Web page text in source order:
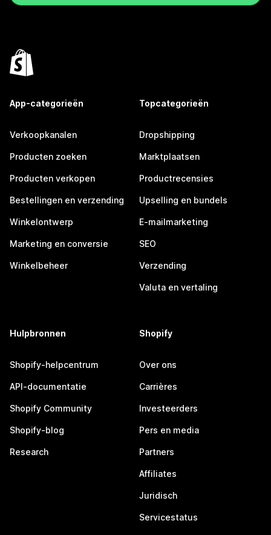
App-categorieën
Verkoopkanalen
Producten zoeken
Producten verkopen
Bestellingen en verzending
Winkelontwerp
Marketing en conversie
Winkelbeheer
Topcategorieën
Dropshipping
Marktplaatsen
Productrecensies
Upselling en bundels
E-mailmarketing
SEO
Verzending
Valuta en vertaling
Hulpbronnen
Shopify-helpcentrum
API-documentatie
Shopify Community
Shopify-blog
Research
Shopify
Over ons
Carrières
Investeerders
Pers en media
Partners
Affiliates
Juridisch
Servicestatus